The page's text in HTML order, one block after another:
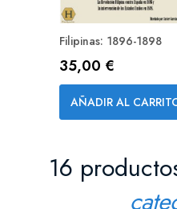
Filipinas: 1896-1898
Precio
35,00 €
AÑADIR AL
16